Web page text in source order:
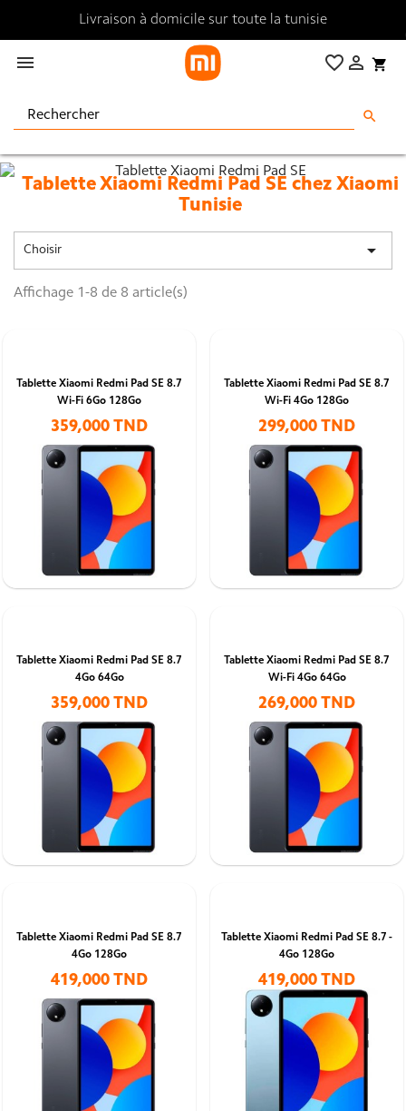
Livraison à domicile sur toute la tunisie
 shopping_cart

favorite_border
search
Tablette Xiaomi Redmi Pad SE chez Xiaomi
Tunisie
La tablette Xiaomi Redmi Pad SE est disponible dans toutes
Choisir 
Affichage 1-8 de 8 article(s)
Tablette Xiaomi Redmi Pad SE 8.7
Wi-Fi 6Go 128Go
359,000 TND
Tablette Xiaomi Redmi Pad SE 8.7
Wi-Fi 4Go 128Go
299,000 TND
Tablette Xiaomi Redmi Pad SE 8.7
4Go 64Go
359,000 TND
Tablette Xiaomi Redmi Pad SE 8.7
Wi-Fi 4Go 64Go
269,000 TND
Tablette Xiaomi Redmi Pad SE 8.7
4Go 128Go
419,000 TND
Tablette Xiaomi Redmi Pad SE 8.7 -
4Go 128Go
419,000 TND